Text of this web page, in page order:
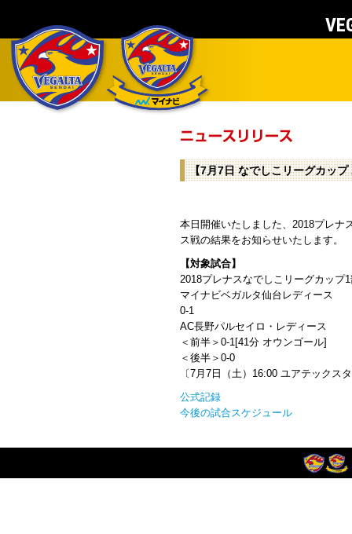
【7月7日 なでしこリーグカッ
本日開催いたしました、2018プレナ
ス戦の結果をお知らせいたします。
【対象試合】
2018プレナスなでしこリーグカッ
マイナビベガルタ仙台レディース
0-1
AC長野パルセイロ・レディース
＜前半＞0-1[41分 オウンゴール]
＜後半＞0-0
〔7月7日（土）16:00 ユアテックス
公式記録
今後の試合スケジュール